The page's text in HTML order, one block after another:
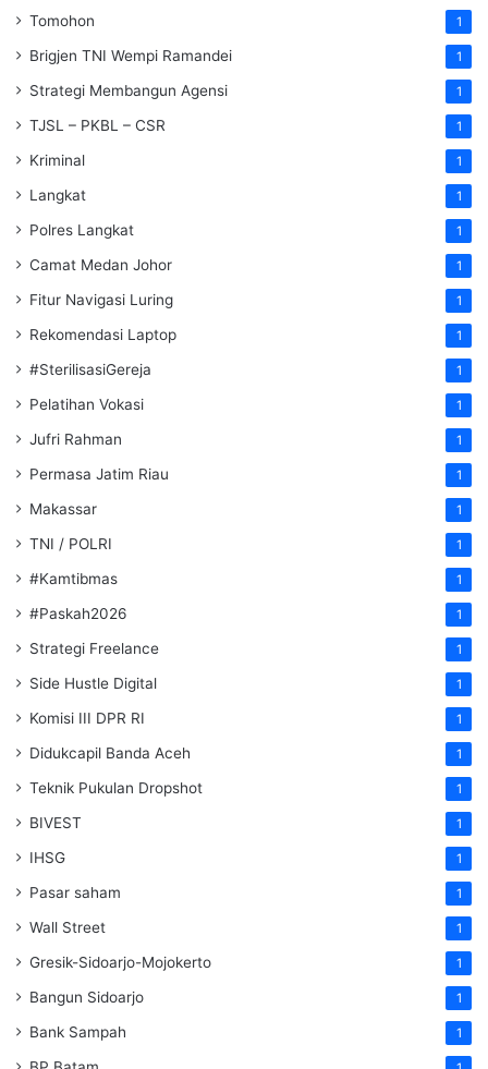
Tomohon 1
Brigjen TNI Wempi Ramandei 1
Strategi Membangun Agensi 1
TJSL – PKBL – CSR 1
Kriminal 1
Langkat 1
Polres Langkat 1
Camat Medan Johor 1
Fitur Navigasi Luring 1
Rekomendasi Laptop 1
#SterilisasiGereja 1
Pelatihan Vokasi 1
Jufri Rahman 1
Permasa Jatim Riau 1
Makassar 1
TNI / POLRI 1
#Kamtibmas 1
#Paskah2026 1
Strategi Freelance 1
Side Hustle Digital 1
Komisi III DPR RI 1
Didukcapil Banda Aceh 1
Teknik Pukulan Dropshot 1
BIVEST 1
IHSG 1
Pasar saham 1
Wall Street 1
Gresik-Sidoarjo-Mojokerto 1
Bangun Sidoarjo 1
Bank Sampah 1